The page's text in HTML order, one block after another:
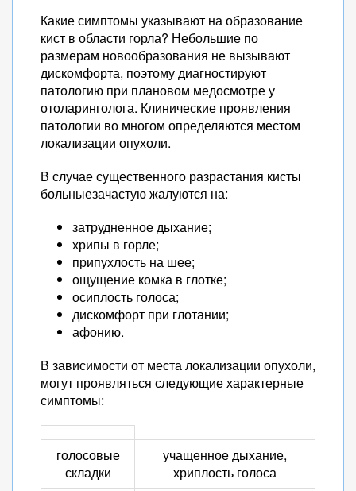
Какие симптомы указывают на образование
кист в области горла? Небольшие по
размерам новообразования не вызывают
дискомфорта, поэтому диагностируют
патологию при плановом медосмотре у
отоларинголога. Клинические проявления
патологии во многом определяются местом
локализации опухоли.
В случае существенного разрастания кисты
больныезачастую жалуются на:
затрудненное дыхание;
хрипы в горле;
припухлость на шее;
ощущение комка в глотке;
осиплость голоса;
дискомфорт при глотании;
афонию.
В зависимости от места локализации опухоли,
могут проявляться следующие характерные
симптомы:
голосовые
складки
учащенное дыхание,
хриплость голоса